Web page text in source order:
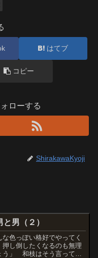
はてブ
コピー
ローする
ShirakawaKyoji
と男（２）
な色っぽい格好でやってく
押し倒したくなるのも無理
う」 和枝はそう言って一